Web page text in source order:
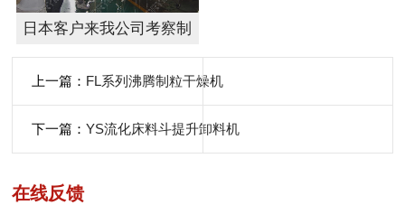
日本客户来我公司考察制
粒机设备
上一篇： FL系列沸腾制粒干燥机
下一篇：YS流化床料斗提升卸料机
在线反馈